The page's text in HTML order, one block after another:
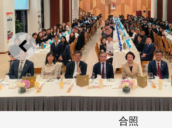
上一则
合照